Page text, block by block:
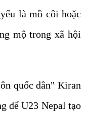
là mồ côi hoặc
mộ trong xã hội
quốc dân" Kiran
để U23 Nepal tạo